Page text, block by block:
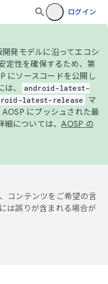
ログイン
発モデルに沿ってエコシ
定性を確保するため、第
にソースコードを公開し
、
android-latest-
latest-release
マ
にプッシュされた最
細については、AOSP の
コンテンツをご希望の言
は誤りが含まれる場合が